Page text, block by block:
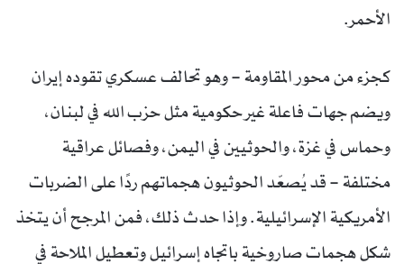
الأحمر.
كجزء من محور المقاومة – وهو تحالف عسكري تقوده إيران
ويضم جهات فاعلة غير حكومية مثل حزب الله في لبنان،
وحماس في غزة، والحوثيين في اليمن، وفصائل عراقية
مختلفة – قد يُصعّد الحوثيون هجماتهم ردًا على الضربات
الأمريكية الإسرائيلية. وإذا حدث ذلك، فمن المرجح أن يتخذ
شكل هجمات صاروخية باتجاه إسرائيل وتعطيل الملاحة في